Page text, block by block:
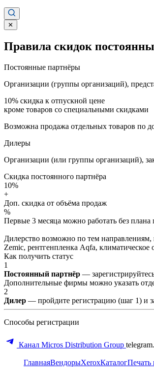
✕
Правила скидок
Постоянные партнёры
Организации (группы организаций),
10% скидка к отпускной цене
кроме товаров со специальными скидками
Возможна продажа отдельных товаров по
Дилеры
Организации (или группы организаций),
Скидка постоянного партнёра
10%
+
Доп. скидка от объёма продаж
%
Первые 3 месяца можно работать без плана
Дилерство возможно по тем
Zemic, рентгенпленка Aqfa, климатическое
Как получить статус
1
Постоянный партнёр —
Дополнительные фирмы можно указать
2
Дилер — пройдите регистрацию (шаг 1) и
Способы регистрации
Канал Micros Distribution Group
ГлавнаяВендорыXeroxКаталогПечать